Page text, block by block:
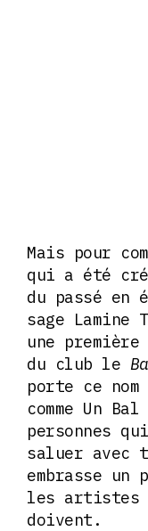
Mais pour
qui a été
du passé en
sage Lamine
une
du club le
porte ce
comme Un
personnes
saluer avec
embrasse
les artistes
doivent.